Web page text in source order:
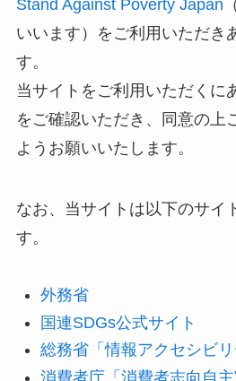
Stand Against Poverty Japan
いいます）をご利用いただき
す。
当サイトをご利用いただくに
をご確認いただき、同意の上
ようお願いいたします。
なお、当サイトは以下のサイ
す。
外務省
国連SDGs公式サイト
総務省「情報アクセシビリ
消費者庁「消費者志向自